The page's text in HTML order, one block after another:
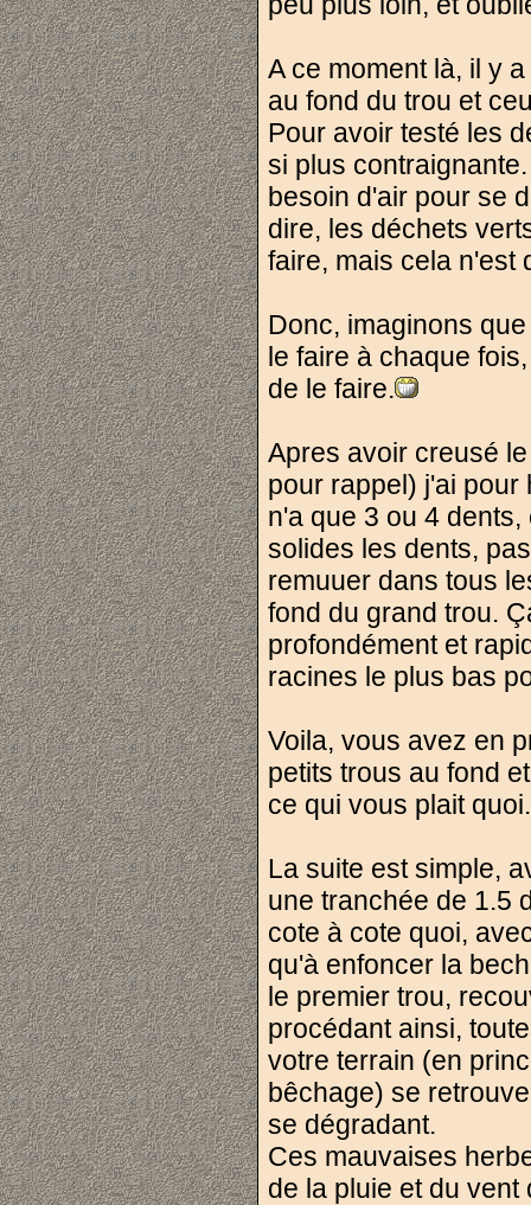
A ce moment là, il y
au fond du trou et
Pour avoir testé les
si plus
besoin d'air pour se
dire, les déchets
faire, mais cela n'est
Donc, imaginons
le faire à chaque
de le faire.
Apres avoir creusé
pour rappel) j'ai pour
n'a que 3 ou 4
solides les dents,
remuuer dans tous
fond du grand trou.
profondément et
racines le plus bas
Voila, vous avez en
petits trous au fond
ce qui vous plait quoi.
La suite est simple,
une tranchée de 1.5
cote à cote quoi,
qu'à enfoncer la
le premier trou,
procédant ainsi,
votre terrain (en
bêchage) se
se dégradant.
Ces mauvaises
de la pluie et du